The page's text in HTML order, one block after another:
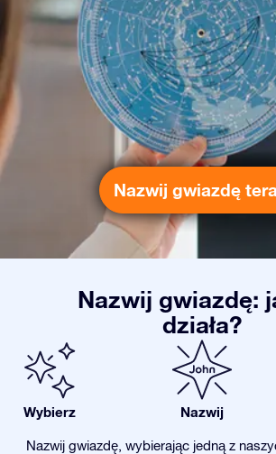
Nazwij gwiazdę
Nazwij gwiazdę:
działa?
Wybierz Nazwij
Nazwij gwiazdę, wybierając jedną z